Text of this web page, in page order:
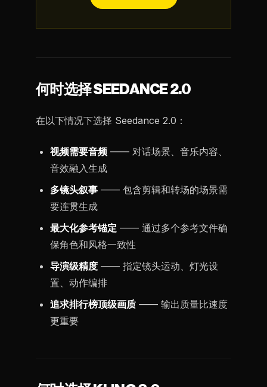
何时选择 SEEDANCE 2.0
在以下情况下选择 Seedance 2.0：
视频需要音频 —— 对话场景、音乐内容、
音效融入生成
多镜头叙事 —— 包含剪辑和转场的场景需
要连贯生成
最大化参考锚定 —— 通过多个参考文件确
保角色和风格一致性
导演级精度 —— 指定镜头运动、灯光设
置、动作编排
追求排行榜顶级画质 —— 输出质量比速度
更重要